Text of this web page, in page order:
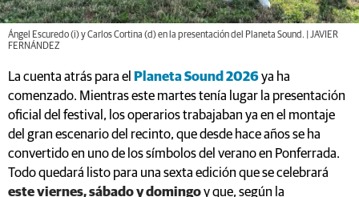
La cuenta atrás para elPlaneta Sound 2026ya ha
comenzado. Mientras este martes tenía lugar la presentación
del gran escenario del recinto, que desde hace años se ha
convertido en uno de los símbolos del verano en Ponferrada.
Todo quedará listo para una sexta edición que se celebrará
este viernes, sábado y domingoy que, según la
organización, será lamás multitudinaria de toda su
historia.